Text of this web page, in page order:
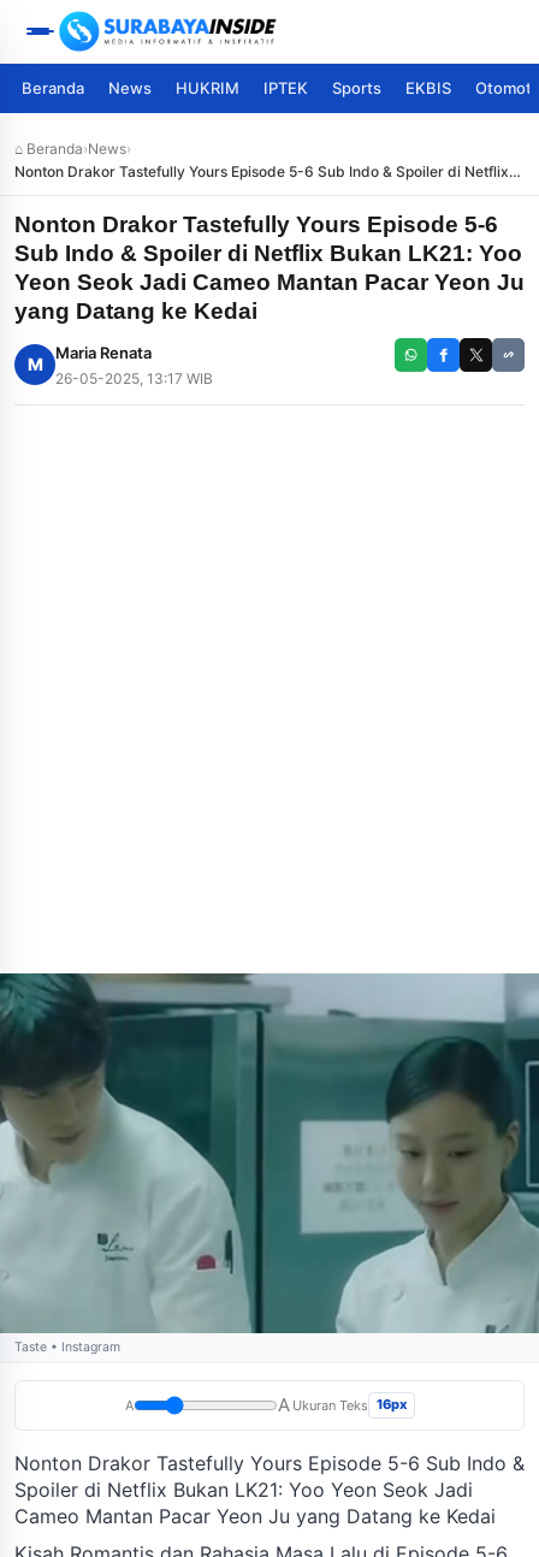
Beranda News HUKRIM IPTEK Sports EKBIS
⌂ Beranda›News›
Nonton Drakor Tastefully Yours Episode 5-6 Sub Indo & Spoiler di Netflix
Bukan LK21: Yoo Yeon Seok Jadi Cameo Mantan Pacar Yeon Ju yang
Datang ke Kedai
Nonton Drakor Tastefully Yours Episode 5-6
Sub Indo & Spoiler di Netflix Bukan LK21: Yoo
Yeon Seok Jadi Cameo Mantan Pacar Yeon Ju
yang Datang ke Kedai
M
Maria Renata
26-05-2025, 13:17 WIB
Taste • Instagram
A A Ukuran Teks 16px
Nonton Drakor Tastefully Yours Episode 5-6 Sub Indo &
Spoiler di Netflix Bukan LK21: Yoo Yeon Seok Jadi
Cameo Mantan Pacar Yeon Ju yang Datang ke Kedai